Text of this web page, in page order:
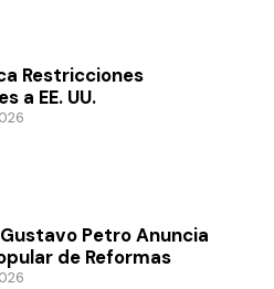
Restricciones
a EE. UU.
Petro Anuncia
de Reformas